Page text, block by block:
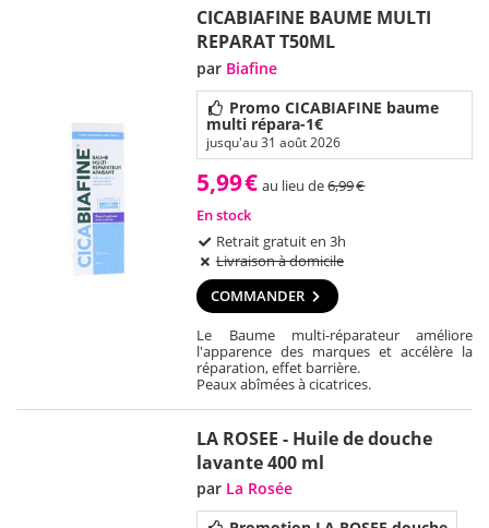
CICABIAFINE BAUME MULTI
REPARAT T50ML
par Biafine
Promo CICABIAFINE baume
multi répara-1€
jusqu'au 31 août 2026
5,99€ au lieu de6,99€
En stock
Retrait gratuit en 3h
Livraison à domicile
COMMANDER
Le Baume multi-réparateur améliore
l'apparence des marques et accélère la
réparation, effet barrière.
Peaux abîmées à cicatrices.
LA ROSEE - Huile de douche
lavante 400 ml
par La Rosée